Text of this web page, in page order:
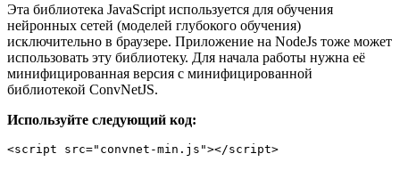
Эта библиотека JavaScript используется для обучения
нейронных сетей (моделей глубокого обучения)
исключительно в браузере. Приложение на NodeJs тоже может
использовать эту библиотеку. Для начала работы нужна её
минифицированная версия с минифицированной
библиотекой ConvNetJS.
Используйте следующий код:
<script src="convnet-min.js"></script>